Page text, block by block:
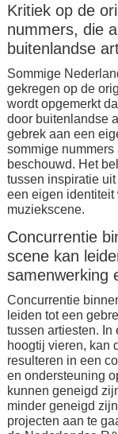
Kritiek op de
nummers, die
buitenlandse
Sommige
gekregen op de
wordt opgemerkt
door buitenlandse
gebrek aan een
sommige
beschouwd. Het
tussen inspiratie
een eigen
muziekscene.
Concurrentie
scene kan
samenwerking
Concurrentie
leiden tot een
tussen artiesten.
hoogtij vieren, kan
resulteren in een
en ondersteuning
kunnen geneigd
minder geneigd
projecten aan te